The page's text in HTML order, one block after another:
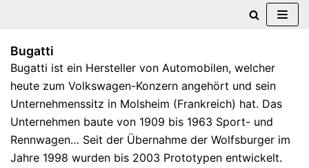
Inhalt
springen
Bugatti
Bugatti ist ein Hersteller von Automobilen, welcher
heute zum Volkswagen-Konzern angehört und sein
Unternehmenssitz in Molsheim (Frankreich) hat. Das
Unternehmen baute von 1909 bis 1963 Sport- und
Rennwagen… Seit der Übernahme der Wolfsburger im
Jahre 1998 wurden bis 2003 Prototypen entwickelt.